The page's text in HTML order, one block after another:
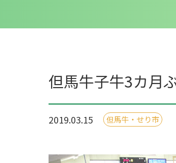
但馬牛子牛3カ月
2019.03.15 但馬牛・せり市